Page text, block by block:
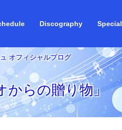
Discography Special
オフィシャルブログ
からの贈り物」